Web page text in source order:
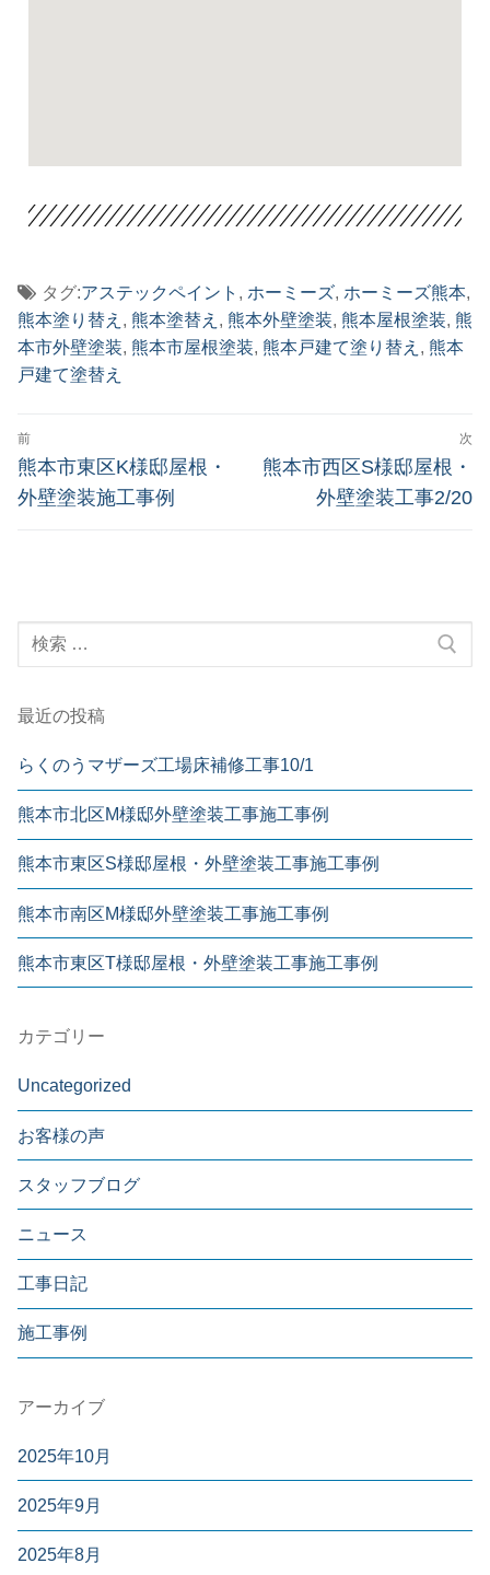
タグ:アステックペイント , ホーミーズ, ホーミーズ熊本,
熊本塗り替え , 熊本塗替え , 熊本外壁塗装, 熊本屋根塗装, 熊
本市外壁塗装, 熊本市屋根塗装, 熊本戸建て塗り替え , 熊本
戸建て塗替え
前
熊本市東区K様邸屋根・
外壁塗装施工事例
次
熊本市西区S様邸屋根・
外壁塗装工事2/20
最近の投稿
らくのうマザーズ工場床補修工事10/1
熊本市北区M様邸外壁塗装工事施工事例
熊本市東区S様邸屋根・外壁塗装工事施工事例
熊本市南区M様邸外壁塗装工事施工事例
熊本市東区T様邸屋根・外壁塗装工事施工事例
カテゴリー
Uncategorized
お客様の声
スタッフブログ
ニュース
工事日記
施工事例
アーカイブ
2025年10月
2025年9月
2025年8月